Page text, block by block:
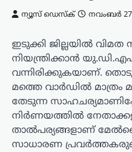
ന്യൂസ് ഡെസ്ക് നവംബർ 27,
ഇടുക്കി ജില്ലയിൽ വിമത
നിയന്ത്രിക്കാൻ
വന്നിരിക്കുകയാണ്.
മത്തെ വാർഡിൽ മാത്രം
തേടുന്ന
നിർണയത്തിൽ
താൽപര്യങ്ങളാണ്
സാധാരണ